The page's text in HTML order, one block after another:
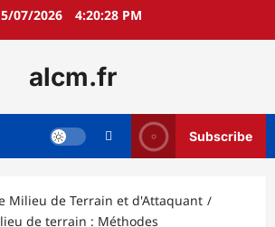
07/2026 4:20:30 PM
alcm.fr
Subscribe
Milieu de Terrain et d'Attaquant
de terrain : Méthodes